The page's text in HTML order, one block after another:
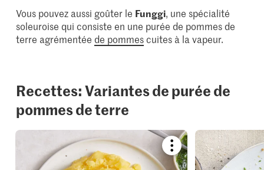
Vous pouvez aussi goûter le Funggi, une spécialité
soleuroise qui consiste en une purée de pommes de
terre agrémentée de pommescuites à la vapeur.
Recettes: Variantes de purée de
pommes de terre
Bookmark
recipe
or